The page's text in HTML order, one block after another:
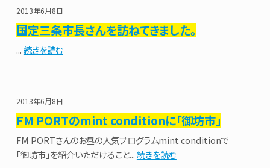
2013年6月8日
国定三条市長さんを訪ねてきました。
...続きを読む
2013年6月8日
FM PORTのmint conditionに「御坊市」
FM PORTさんのお昼の人気プログラムmint conditionで
「御坊市」を紹介いただけること...続きを読む